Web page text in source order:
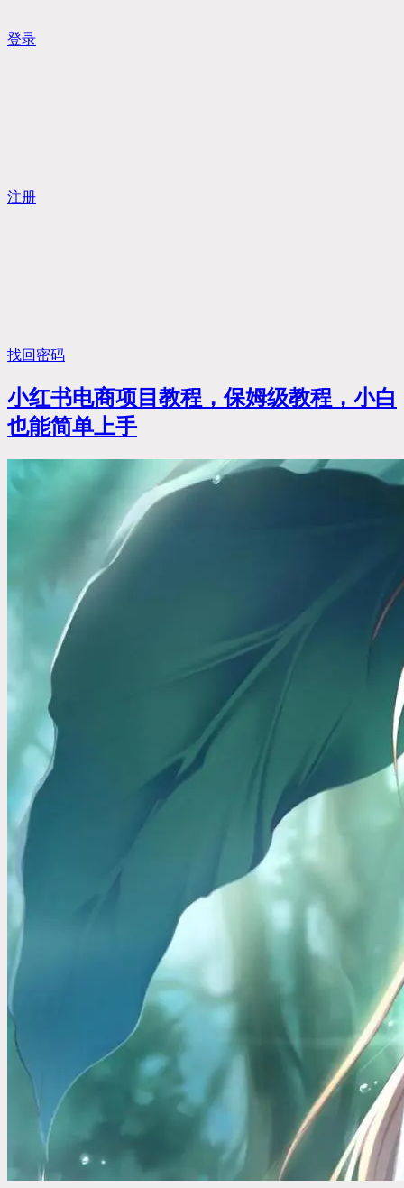
登录
注册
找回密码
小红书电商项目教程，保姆级教程，小白
也能简单上手